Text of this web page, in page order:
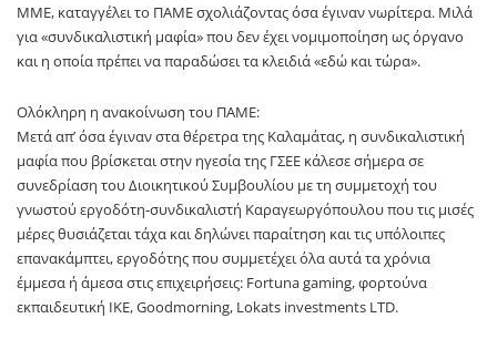
ΜΜΕ, καταγγέλει το ΠΑΜΕ σχολιάζοντας όσα έγιναν νωρίτερα. Μιλά
για «συνδικαλιστική μαφία» που δεν έχει νομιμοποίηση ως όργανο
και η οποία πρέπει να παραδώσει τα κλειδιά «εδώ και τώρα».
Ολόκληρη η ανακοίνωση του ΠΑΜΕ:
Μετά απ’ όσα έγιναν στα θέρετρα της Καλαμάτας, η συνδικαλιστική
μαφία που βρίσκεται στην ηγεσία της ΓΣΕΕ κάλεσε σήμερα σε
συνεδρίαση του Διοικητικού Συμβουλίου με τη συμμετοχή του
γνωστού εργοδότη-συνδικαλιστή Καραγεωργόπουλου που τις μισές
μέρες θυσιάζεται τάχα και δηλώνει παραίτηση και τις υπόλοιπες
επανακάμπτει, εργοδότης που συμμετέχει όλα αυτά τα χρόνια
έμμεσα ή άμεσα στις επιχειρήσεις: Fortuna gaming, φορτούνα
εκπαιδευτική ΙΚΕ, Goodmorning, Lokats investments LTD.